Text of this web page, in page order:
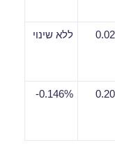
ללא שינוי
0.146%-